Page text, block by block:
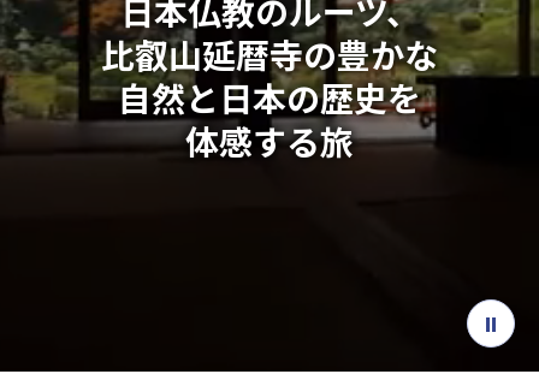
旅のアイデア
行き先
閉じる
日本仏教のルーツ、
比叡山延暦寺の豊かな
自然と 日本の歴史を
体感する旅